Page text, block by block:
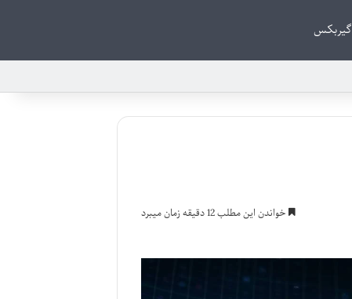
گیربکس
خواندن این مطلب 12 دقیقه زمان میبرد